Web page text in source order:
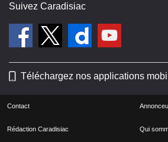
Suivez Caradisiac
Téléchargez nos applications
Contact
Rédaction Caradisiac Qui